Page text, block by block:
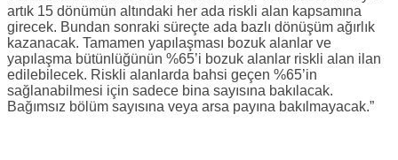
artık 15 dönümün altındaki her ada riskli alan kapsamına
girecek. Bundan sonraki süreçte ada bazlı dönüşüm ağırlık
kazanacak. Tamamen yapılaşması bozuk alanlar ve
yapılaşma bütünlüğünün %65’i bozuk alanlar riskli alan ilan
edilebilecek. Riskli alanlarda bahsi geçen %65’in
sağlanabilmesi için sadece bina sayısına bakılacak.
Bağımsız bölüm sayısına veya arsa payına bakılmayacak.”